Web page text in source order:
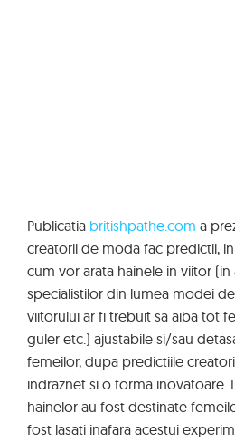
Publicatia britishpathe.com a
creatorii de moda fac predictii, in
cum vor arata hainele in viitor
specialistilor din lumea modei
viitorului ar fi trebuit sa aiba tot
guler etc.) ajustabile si/sau
femeilor, dupa predictiile
indraznet si o forma inovatoare.
hainelor au fost destinate
fost lasati inafara acestui